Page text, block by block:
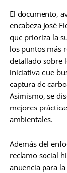
El documento,
encabeza José
que prioriza la
los puntos más
detallado sobre
iniciativa que
captura de
Asimismo, se
mejores
ambientales.
Además del
reclamo social
anuencia para